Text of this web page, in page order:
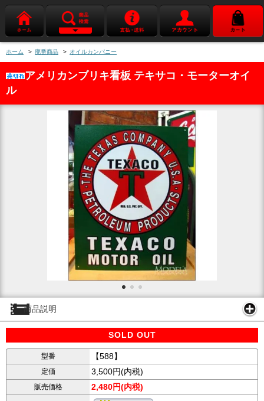
ホーム > 廃番商品 > オイルカンパニー
アメリカンブリキ看板 テキサコ・モーターオイ
ル
商品説明
SOLD OUT
型番 【588】
定価 3,500円(内税)
販売価格 2,480円(内税)